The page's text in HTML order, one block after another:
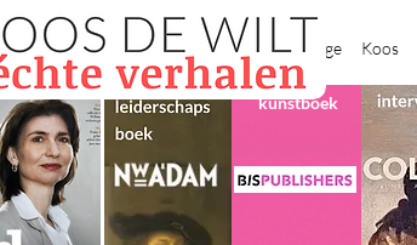
New Page Koos
kunstboek